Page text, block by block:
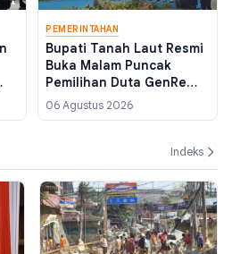
PEMERINTAHAN
Bupati Tanah Laut Resmi
Buka Malam Puncak
Pemilihan Duta GenRe
2026, Tekankan Konten
Positif di Media Sosial
06 Agustus 2026
Indeks